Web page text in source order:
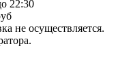
22:30
не осуществляется.